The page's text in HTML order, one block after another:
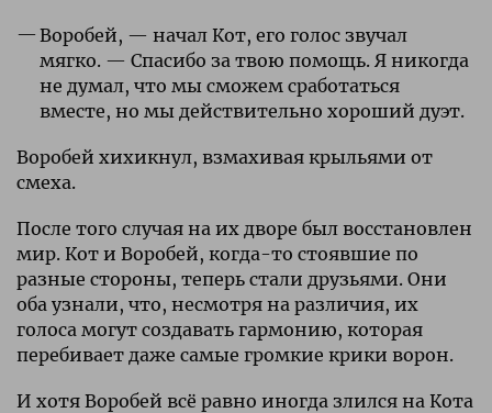
Воробей, — начал Кот, его голос звучал
мягко. — Спасибо за твою помощь. Я никогда
не думал, что мы сможем сработаться
вместе, но мы действительно хороший дуэт.
Воробей хихикнул, взмахивая крыльями от
смеха.
После того случая на их дворе был восстановлен
мир. Кот и Воробей, когда-то стоявшие по
разные стороны, теперь стали друзьями. Они
оба узнали, что, несмотря на различия, их
голоса могут создавать гармонию, которая
перебивает даже самые громкие крики ворон.
И хотя Воробей всё равно иногда злился на Кота